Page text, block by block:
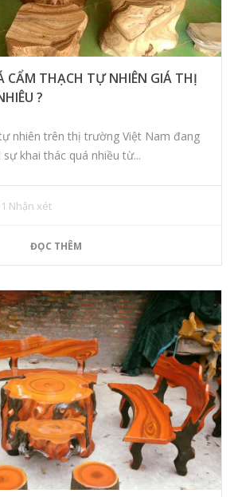
CẨM THẠCH TỰ NHIÊN GIÁ THỊ
?
nhiên trên thị trường Việt Nam đang
khai thác quá nhiều từ...
1 Nhận xét
ĐỌC THÊM